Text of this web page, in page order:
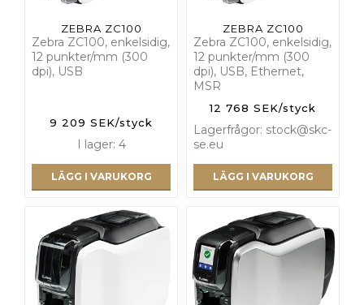
ZEBRA ZC100
Zebra ZC100, enkelsidig,
12 punkter/mm (300
dpi), USB
9 209 SEK/styck
I lager: 4
LÄGG I VARUKORG
ZEBRA ZC100
Zebra ZC100, enkelsidig,
12 punkter/mm (300
dpi), USB, Ethernet,
MSR
12 768 SEK/styck
Lagerfrågor: stock@skc-
se.eu
LÄGG I VARUKORG